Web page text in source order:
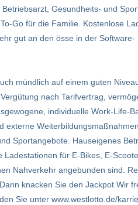
Gesundheits- und
Go für die Familie. Kostenlose
gut an den össe in der Software-
mündlich auf einem guten
nach Tarifvertrag,
individuelle Work-Life-
externe
Sportangebote. Hauseigenes
Ladestationen für E-Bikes, E-
Nahverkehr angebunden sind.
knacken Sie den Jackpot Wir
Sie unter www.westlotto.de/